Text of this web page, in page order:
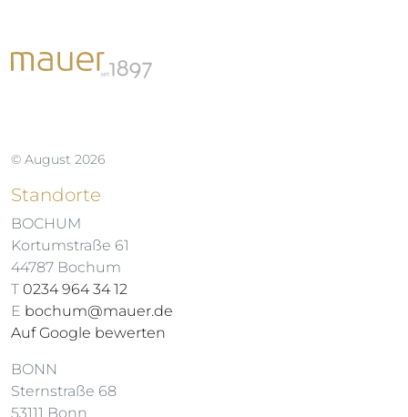
© August 2026
Standorte
BOCHUM
Kortumstraße 61
44787 Bochum
T 0234 964 34 12
E bochum@mauer.de
Auf Google bewerten
BONN
Sternstraße 68
53111 Bonn